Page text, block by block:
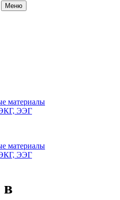
Меню
материалы
ЭЭГ
материалы
ЭЭГ
в